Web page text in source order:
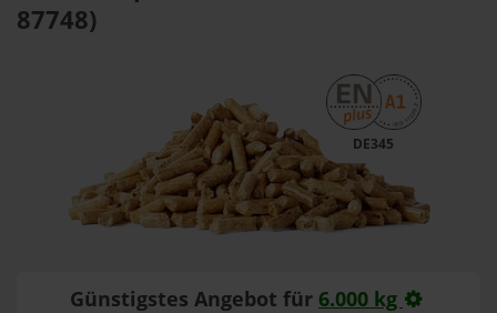
87748)
DE345
Günstigstes Angebot für 6.000 kg